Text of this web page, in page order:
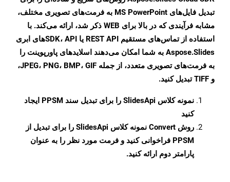
تبدیل فایل‌های MS PowerPoint به فرمت‌های تصویری مختلف،
مشابه فرآیندی که در بالا برای WEB ذکر شد، ارائه می‌کند. با
استفاده از تماس‌های مستقیم REST API یا SDK، APIهای ابری
Aspose.Slides به شما امکان می‌دهند اسلایدهای پاورپوینت را
به فرمت‌های تصویری متعدد، از جمله JPEG، PNG، BMP، GIF،
و TIFF تبدیل کنید.
نمونه کلاس SlidesApi
را برای تبدیل سند PPSM ایجاد
کنید
روش Convert
نمونه کلاس SlidesApi را برای تبدیل از
PPSM فراخوانی کنید و فرمت مورد نظر را به عنوان
پارامتر دوم ارائه کنید.